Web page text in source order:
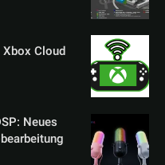
Cloud
Neues